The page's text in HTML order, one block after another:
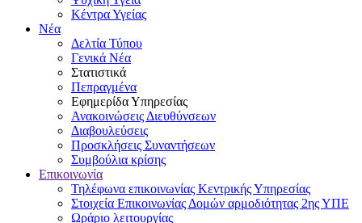
Κέντρα Υγείας
Νέα
Δελτία Τύπου
Γενικά Νέα
Στατιστικά
Πεπραγμένα
Εφημερίδα Υπηρεσίας
Ανακοινώσεις Διευθύνσεων
Διαβουλεύσεις
Προσκλήσεις Συναντήσεων
Συμβούλια κρίσης
Επικοινωνία
Τηλέφωνα επικοινωνίας Κεντρικής Υπηρεσίας
Στοιχεία Επικοινωνίας Δομών αρμοδιότητας 2ης ΥΠΕ
Ωράριο λειτουργίας